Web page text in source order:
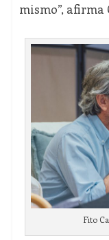
mismo”, afirma
Fito